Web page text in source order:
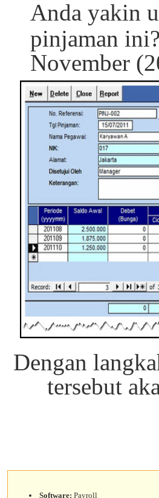
Anda yakin
pinjaman
November
Dengan
tersebut
Software: Payroll